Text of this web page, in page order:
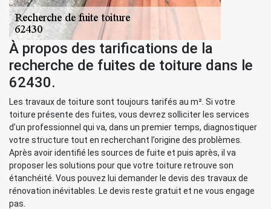
À propos des tarifications de la
recherche de fuites de toiture dans le
62430.
Les travaux de toiture sont toujours tarifés au m². Si votre
toiture présente des fuites, vous devrez solliciter les services
d’un professionnel qui va, dans un premier temps, diagnostiquer
votre structure tout en recherchant l’origine des problèmes.
Après avoir identifié les sources de fuite et puis après, il va
proposer les solutions pour que votre toiture retrouve son
étanchéité. Vous pouvez lui demander le devis des travaux de
rénovation inévitables. Le devis reste gratuit et ne vous engage
pas.